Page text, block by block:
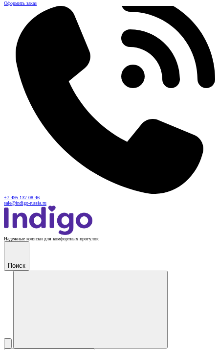
Оформить заказ
+7 495 137-08-46
sale@indigo-russia.ru
Надежные коляски для комфортных прогулок
Поиск